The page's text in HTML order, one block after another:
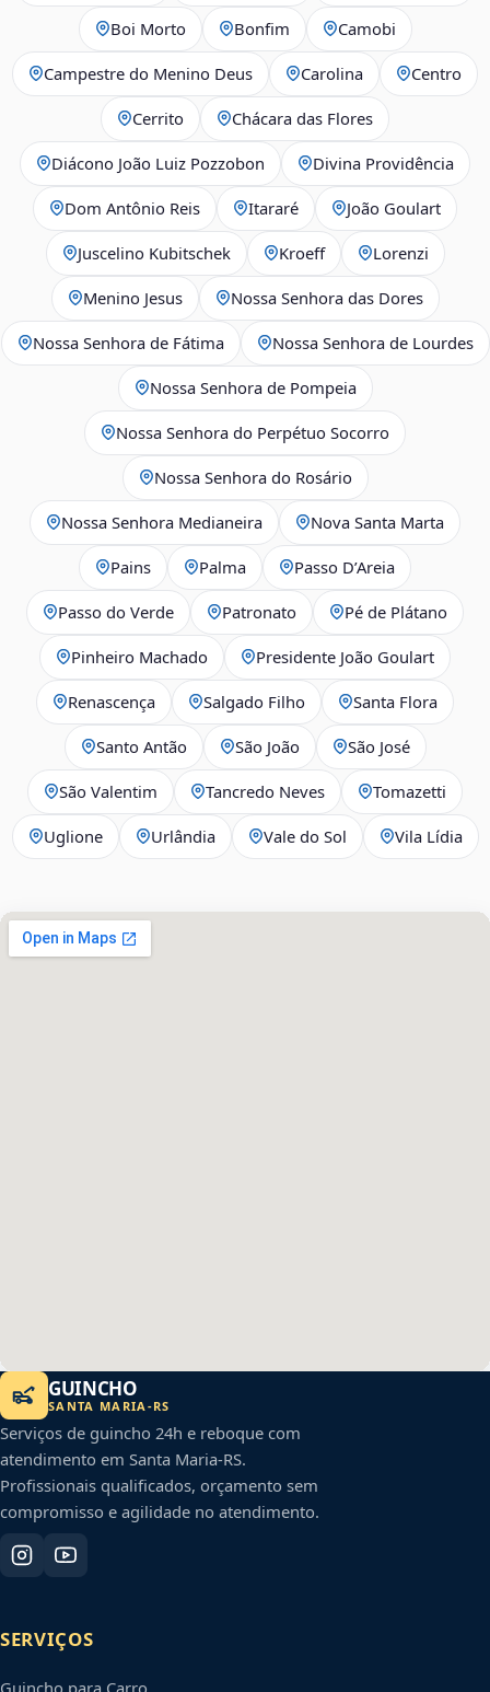
Boi Morto Bonfim Camobi
Campestre do Menino Deus Carolina Centro
Cerrito Chácara das Flores
Diácono João Luiz Pozzobon Divina Providência
Dom Antônio Reis Itararé João Goulart
Juscelino Kubitschek Kroeff Lorenzi
Menino Jesus Nossa Senhora das Dores
Nossa Senhora de Fátima Nossa Senhora de Lourdes
Nossa Senhora de Pompeia
Nossa Senhora do Perpétuo Socorro
Nossa Senhora do Rosário
Nossa Senhora Medianeira Nova Santa Marta
Pains Palma Passo D’Areia
Passo do Verde Patronato Pé de Plátano
Pinheiro Machado Presidente João Goulart
Renascença Salgado Filho Santa Flora
Santo Antão São João São José
São Valentim Tancredo Neves Tomazetti
Uglione Urlândia Vale do Sol Vila Lídia
GUINCHO
SANTA MARIA -RS
Serviços de guincho 24h e reboque com
atendimento em Santa Maria-RS.
Profissionais qualificados, orçamento sem
compromisso e agilidade no atendimento.
SERVIÇOS
Guincho para Carro